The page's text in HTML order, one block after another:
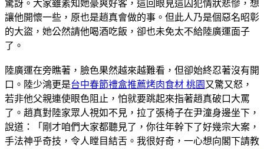
驚訝。大家雖素知她豪爽好客，這回眼見這囚犯情狀悲慘，想
讓他開懷一些，原也是趙真會做的事。但此人乃是個惡名昭彰
的大盜，她公然請他喝酒吃飯，卻也未免太不給陸廣運面子
了。
陸廣運在旁瞧著，臉色果然越來越難看，但卻始終忍著沒有開
口。陸少鴻更是台中春節禮盒推薦烤肉食材 桃園 又驚又怒，
若非他父親連使眼色阻止，怕就要跳起來指著趙真破口大罵
了。趙真對陸家眾人視如不見，拉了張椅子在尹潼身邊坐下，
說道：「剛才咱們大家都聽見了，你往年幹下了好幾宗大案，
手法神乎奇技，令人瞠目結舌。我很好奇，一心想向閣下請教